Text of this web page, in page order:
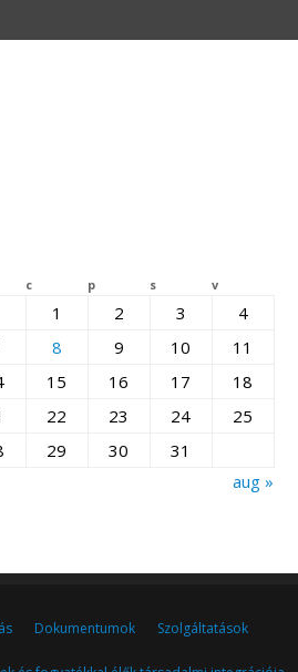
c p s v
aug »
1 2 3
4
8 9 10
11
15 16 17
18
22 23 24
25
29 30 31
Dokumentumok
Szolgáltatások